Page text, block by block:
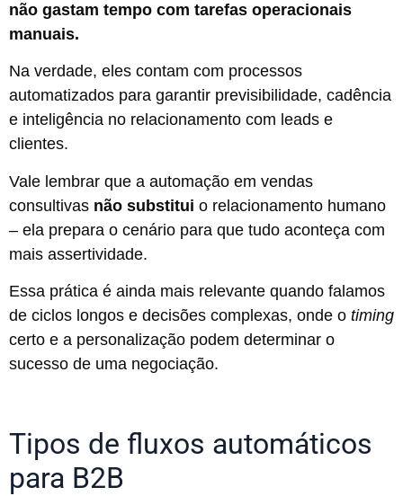
não gastam tempo com tarefas operacionais
manuais.
Na verdade, eles contam com processos
automatizados para garantir previsibilidade, cadência
e inteligência no relacionamento com leads e
clientes.
Vale lembrar que a automação em vendas
consultivas não substitui o relacionamento humano
– ela prepara o cenário para que tudo aconteça com
mais assertividade.
Essa prática é ainda mais relevante quando falamos
de ciclos longos e decisões complexas, onde o timing
certo e a personalização podem determinar o
sucesso de uma negociação.
Tipos de fluxos automáticos
para B2B